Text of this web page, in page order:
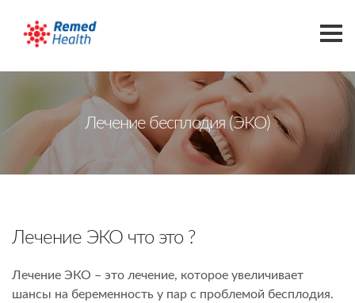
Главная страница
Лечение
Лечение Бесплодия
Донорство Яйцеклеток
Bрачи
Блог
Лечение бесплодия (ЭКО)
Лечение ЭКО что это ?
Лечение ЭКО – это лечение, которое увеличивает
шансы на беременность у пар с проблемой бесплодия.